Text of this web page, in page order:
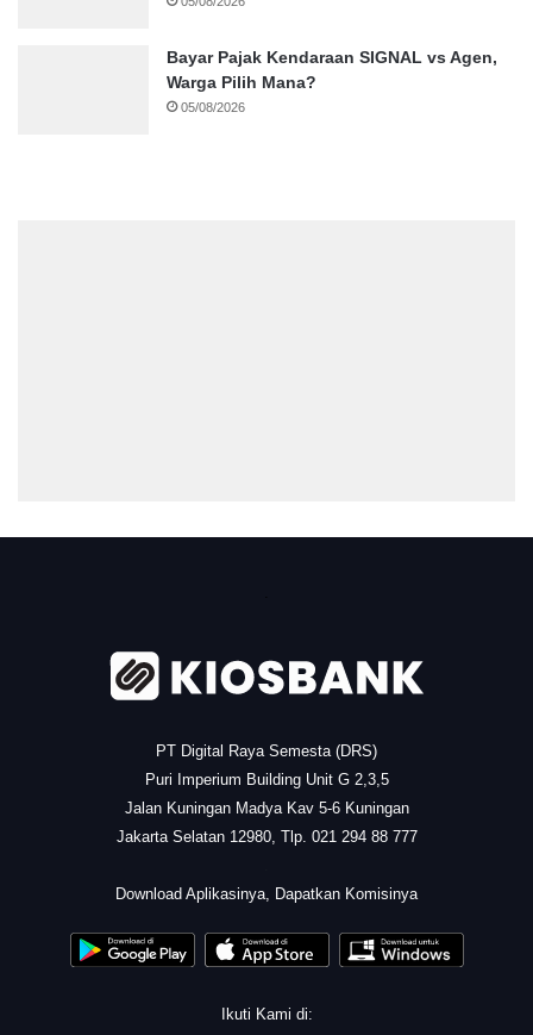
Bayar Pajak Kendaraan SIGNAL vs Agen,
Warga Pilih Mana?
05/08/2026
PT Digital Raya Semesta (DRS)
Puri Imperium Building Unit G 2,3,5
Jalan Kuningan Madya Kav 5-6 Kuningan
Jakarta Selatan 12980, Tlp. 021 294 88 777
Download Aplikasinya, Dapatkan Komisinya
Ikuti Kami di: